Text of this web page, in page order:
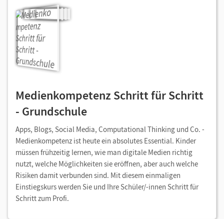
Medienkompetenz Schritt für Schritt
- Grundschule
Apps, Blogs, Social Media, Computational Thinking und Co. -
Medienkompetenz ist heute ein absolutes Essential. Kinder
müssen frühzeitig lernen, wie man digitale Medien richtig
nutzt, welche Möglichkeiten sie eröffnen, aber auch welche
Risiken damit verbunden sind. Mit diesem einmaligen
Einstiegskurs werden Sie und Ihre Schüler/-innen Schritt für
Schritt zum Profi.